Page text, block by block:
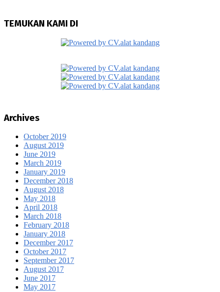
TEMUKAN KAMI DI
Archives
October 2019
August 2019
June 2019
March 2019
January 2019
December 2018
August 2018
May 2018
April 2018
March 2018
February 2018
January 2018
December 2017
October 2017
September 2017
August 2017
June 2017
May 2017